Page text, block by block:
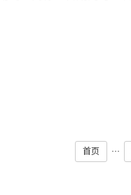
首页 ···